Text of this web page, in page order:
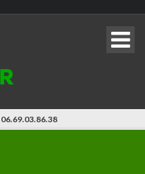
06.69.03.86.38